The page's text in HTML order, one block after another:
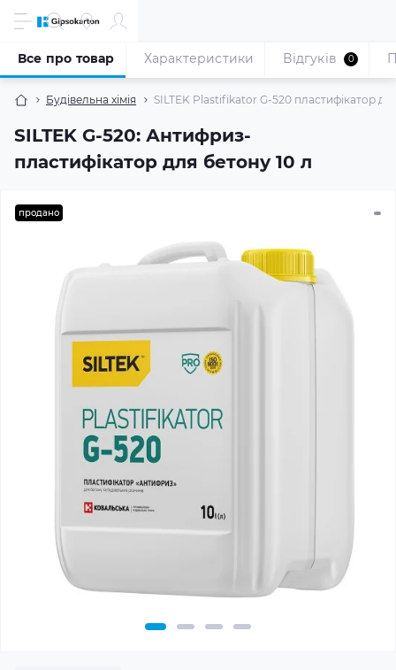
Будівельна хімія SILTEK Plastifikator G-520 пластифікатор
SILTEK G-520: Антифриз-
пластифікатор для бетону 10 л
Все про товар Характеристики Відгуків 0
продано